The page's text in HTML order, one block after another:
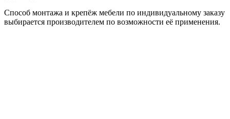
Способ монтажа и крепёж мебели по индивидуальному заказу
выбирается производителем по возможности её применения.